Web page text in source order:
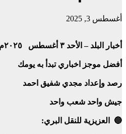
أغسطس 3, 2025
أخبار البلد – الأحد ٣ أغسطس ٢٠٢٥م
أفضل موجز اخباري تبدأ به يومك
رصد وإعداد مجدي شفيق احمد
جيش واحد شعب واحد
🔵 العزيزية للنقل البري: